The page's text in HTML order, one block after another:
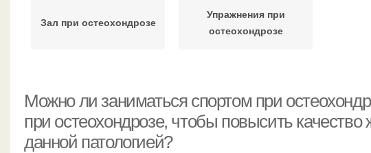
Зал при остеохондрозе
Упражнения при
остеохондрозе
Можно ли заниматься спортом при
при остеохондрозе, чтобы повысить
данной патологией?